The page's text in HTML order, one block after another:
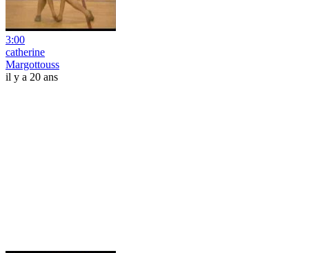
3:00
catherine
Margottouss
il y a 20 ans